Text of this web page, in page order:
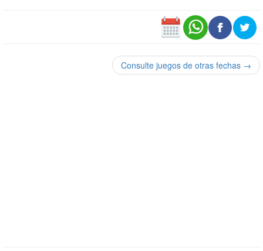
Consulte juegos de otras fechas →